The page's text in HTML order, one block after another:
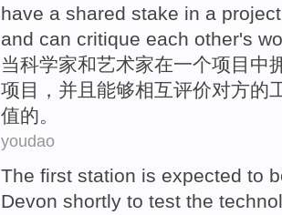
have a shared stake in a project
and can critique each other's
当科学家和艺术家在一个项目 中
项目， 并且 能够相互评价对方的
值的。
youdao
The first station is expected to
Devon shortly to test the